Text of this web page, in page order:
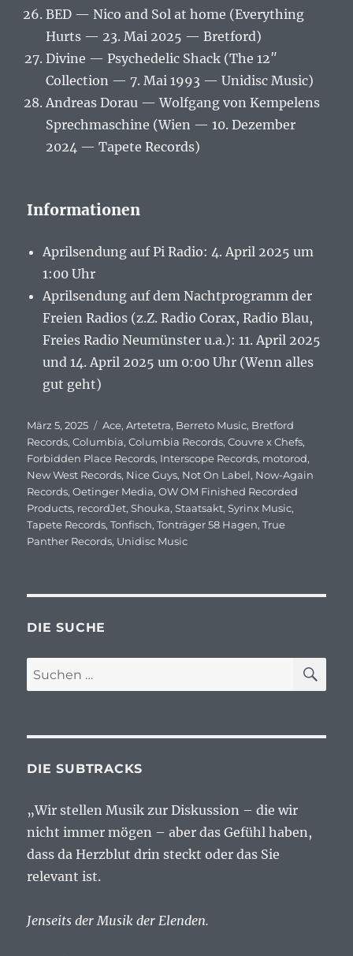
BED — Nico and Sol at home (Everything
Hurts — 23. Mai 2025 — Bretford)
Divine — Psychedelic Shack (The 12″
Collection — 7. Mai 1993 — Unidisc Music)
Andreas Dorau — Wolfgang von Kempelens
Sprechmaschine (Wien — 10. Dezember
2024 — Tapete Records)
Informationen
Aprilsendung auf Pi Radio: 4. April 2025 um
1:00 Uhr
Aprilsendung auf dem Nachtprogramm der
Freien Radios (z.Z. Radio Corax, Radio Blau,
Freies Radio Neumünster u.a.): 11. April 2025
und 14. April 2025 um 0:00 Uhr (Wenn alles
gut geht)
Veröffentlicht
am
März 5, 2025 Schlagwörter
Ace,Artetetra, Berreto Music, Bretford
Records,Columbia,Columbia Records,Couvre x Chefs,
Forbidden Place Records, Interscope Records, motorod,
New West Records, Nice Guys, Not On Label, Now-Again
Records,Oetinger Media,OW OM Finished Recorded
Products, recordJet,Shouka,Staatsakt,Syrinx Music,
Tapete Records,Tonfisch,Tonträger 58 Hagen,True
Panther Records, Unidisc Music
DIE SUCHE
Suchen
nach:
DIE SUBTRACKS
„Wir stellen Musik zur Diskussion – die wir
nicht immer mögen – aber das Gefühl haben,
dass da Herzblut drin steckt oder das Sie
relevant ist.
Jenseits der Musik der Elenden.